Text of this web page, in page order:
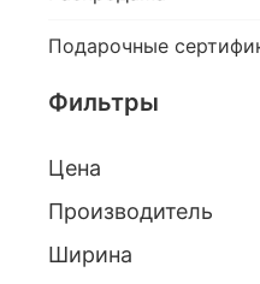
Подарочные
Фильтры
Цена
Производитель
Ширина